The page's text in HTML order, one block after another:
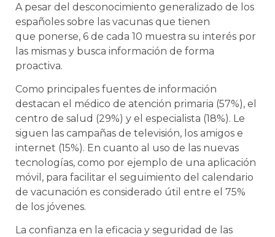
A pesar del desconocimiento generalizado de los
españoles sobre las vacunas que tienen
que ponerse, 6 de cada 10 muestra su interés por
las mismas y busca información de forma
proactiva.
Como principales fuentes de información
destacan el médico de atención primaria (57%), el
centro de salud (29%) y el especialista (18%). Le
siguen las campañas de televisión, los amigos e
internet (15%). En cuanto al uso de las nuevas
tecnologías, como por ejemplo de una aplicación
móvil, para facilitar el seguimiento del calendario
de vacunación es considerado útil entre el 75%
de los jóvenes.
La confianza en la eficacia y seguridad de las